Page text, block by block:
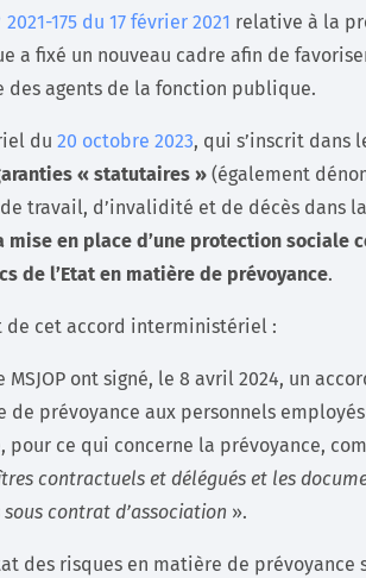
2021-175 du 17 février 2021 relative à la
a fixé un nouveau cadre afin de
des agents de la fonction publique.
du 20 octobre 2023, qui s’inscrit dans
« statutaires » (également
travail, d’invalidité et de décès dans
mise en place d’une protection
de l’Etat en matière de prévoyance.
de cet accord interministériel :
MSJOP ont signé, le 8 avril 2024, un
prévoyance aux personnels
pour ce qui concerne la prévoyance,
contractuels et délégués et les
contrat d’association ».
des risques en matière de prévoyance